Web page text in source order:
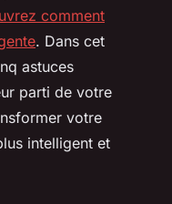
comment
. Dans cet
astuces
parti de votre
votre
intelligent et